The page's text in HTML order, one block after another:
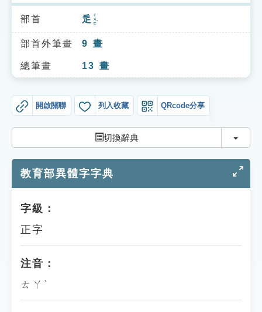
索引選單
知識索引
單字索引
遊戲專區
教學應用
貓頭鷹博士
部首 辵 ㄔㄨㄛˋ
部首外筆畫 9 畫
總筆畫 13 畫
開啟關聯 列入收藏 QRcode分享
切換辭典 切換
教育部異體字字典
字級：
正字
注音：
ㄊㄚˋ